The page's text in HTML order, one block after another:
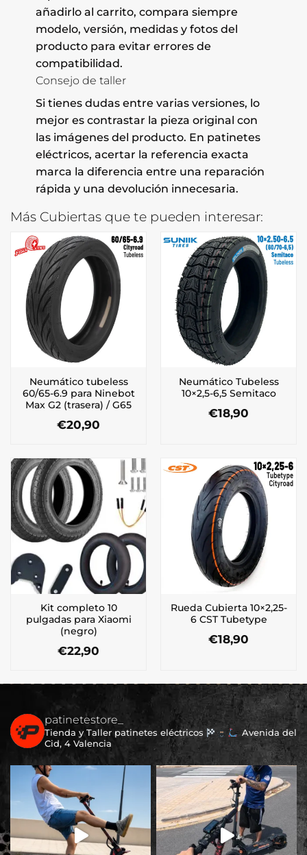
añadirlo al carrito, compara siempre
modelo, versión, medidas y fotos del
producto para evitar errores de
compatibilidad.
Consejo de taller
Si tienes dudas entre varias versiones, lo
mejor es contrastar la pieza original con
las imágenes del producto. En patinetes
eléctricos, acertar la referencia exacta
marca la diferencia entre una reparación
rápida y una devolución innecesaria.
Más Cubiertas que te pueden interesar:
Neumático tubeless
60/65-6.9 para Ninebot
Max G2 (trasera) / G65
€20,90
Neumático Tubeless
10×2,5-6,5 Semitaco
€18,90
Kit completo 10
pulgadas para Xiaomi
(negro)
€22,90
Rueda Cubierta 10×2,25-
6 CST Tubetype
€18,90
patinetestore_
Tienda y Taller patinetes eléctricos
Avenida del
Cid, 4 Valencia